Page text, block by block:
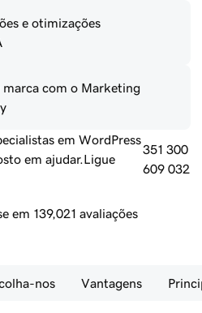
e otimizações
marca com o Marketing
em WordPress
em ajudar. Ligue
351 300
609 032
em 139,021 avaliações
nos Vantagens